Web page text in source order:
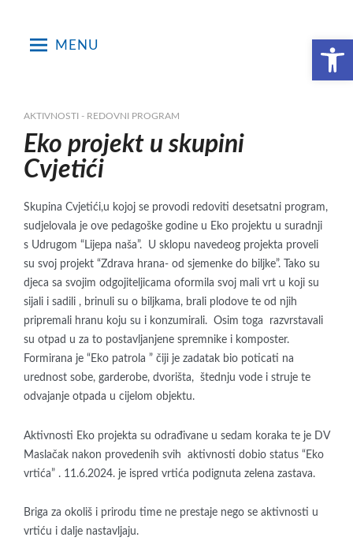
Open toolbar
MENU
AKTIVNOSTI - REDOVNI PROGRAM
Eko projekt u skupini
Cvjetići
Skupina Cvjetići,u kojoj se provodi redoviti desetsatni program,
sudjelovala je ove pedagoške godine u Eko projektu u suradnji
s Udrugom “Lijepa naša”. U sklopu navedeog projekta proveli
su svoj projekt “Zdrava hrana- od sjemenke do biljke”. Tako su
djeca sa svojim odgojiteljicama oformila svoj mali vrt u koji su
sijali i sadili , brinuli su o biljkama, brali plodove te od njih
pripremali hranu koju su i konzumirali. Osim toga razvrstavali
su otpad u za to postavljanjene spremnike i komposter.
Formirana je “Eko patrola ” čiji je zadatak bio poticati na
urednost sobe, garderobe, dvorišta, štednju vode i struje te
odvajanje otpada u cijelom objektu.
Aktivnosti Eko projekta su odrađivane u sedam koraka te je DV
Maslačak nakon provedenih svih aktivnosti dobio status “Eko
vrtića” . 11.6.2024. je ispred vrtića podignuta zelena zastava.
Briga za okoliš i prirodu time ne prestaje nego se aktivnosti u
vrtiću i dalje nastavljaju.